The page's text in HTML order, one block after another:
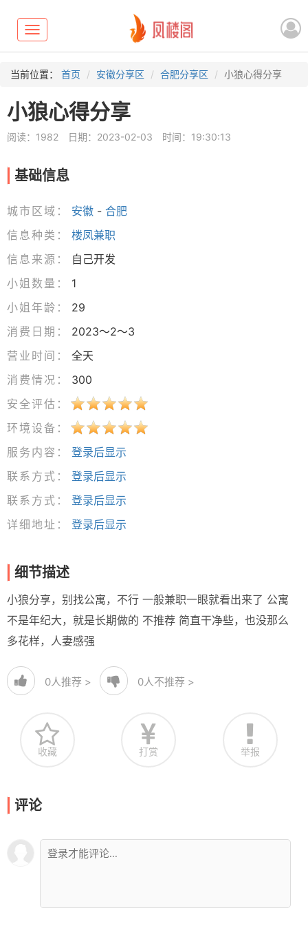
Toggle
navigation
当前位置： 首页 安徽分享区 合肥分享区 小狼心得分享
小狼心得分享
阅读：1982 日期：2023-02-03 时间：19:30:13
基础信息
城市区域： 安徽 - 合肥
信息种类：
楼凤兼职
信息来源：
自己开发
小姐数量：
1
小姐年龄：
29
消费日期：
2023～2～3
营业时间：
全天
消费情况：
300
安全评估：
环境设备：
服务内容：
登录后显示
联系方式：
登录后显示
联系方式：
登录后显示
详细地址：
登录后显示
细节描述
小狼分享，别找公寓，不行 一般兼职一眼就看出来了 公寓
不是年纪大，就是长期做的 不推荐 简直干净些，也没那么
多花样，人妻感强
0人推荐 > 0人不推荐 >
收藏 打赏 举报
评论